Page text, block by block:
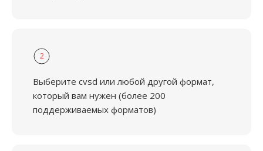
2
Выберите cvsd или любой другой формат,
который вам нужен (более 200
поддерживаемых форматов)